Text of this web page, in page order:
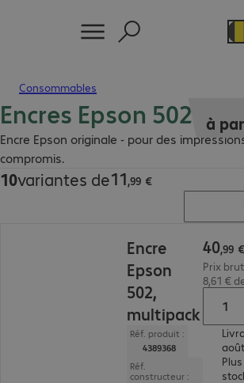
Consommables
Encres Epson 502
Encre Epson originale - pour des
compromis.
à
10variantes de11,99 €
11,99 €
Encre
Epson
502,
multipack
Réf. produit :
4389368
Réf.
constructeur :
40,99 €
Prix
8,61 €
août.